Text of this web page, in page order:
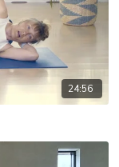
24:56